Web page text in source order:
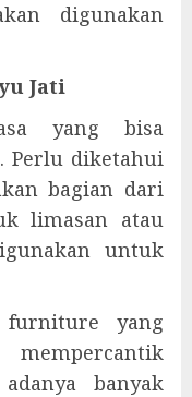
digunakan
Jati
yang bisa
Perlu diketahui
bagian dari
limasan atau
untuk
yang
banyak